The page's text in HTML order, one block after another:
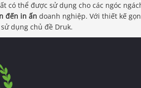
có thể được sử dụng cho các ngóc
đến in ấn doanh nghiệp. Với thiết kế
dụng chủ đề Druk.